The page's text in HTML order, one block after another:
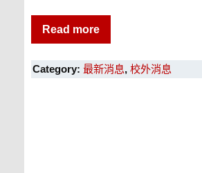
Read more
Category: 最新消息, 校外消息